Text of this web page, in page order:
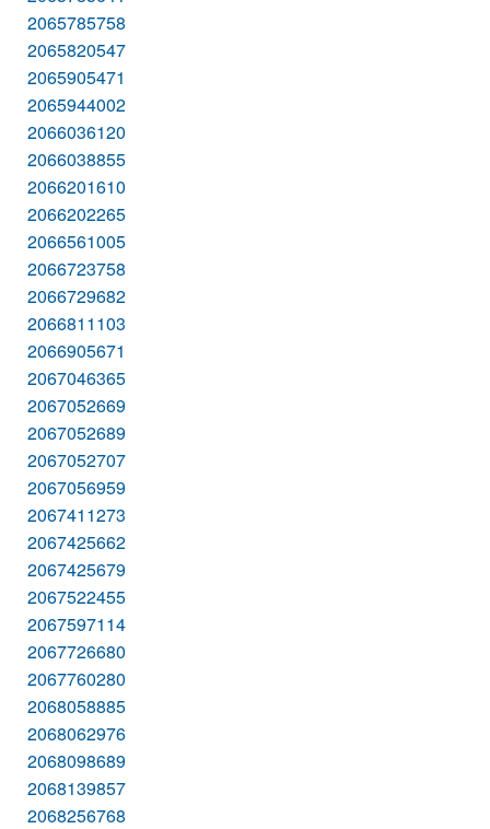
2065785758
2065820547
2065905471
2065944002
2066036120
2066038855
2066201610
2066202265
2066561005
2066723758
2066729682
2066811103
2066905671
2067046365
2067052669
2067052689
2067052707
2067056959
2067411273
2067425662
2067425679
2067522455
2067597114
2067726680
2067760280
2068058885
2068062976
2068098689
2068139857
2068256768